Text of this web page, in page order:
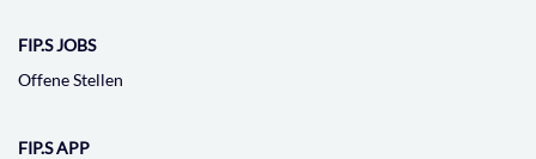
FIP.S JOBS
Offene Stellen
FIP.S APP